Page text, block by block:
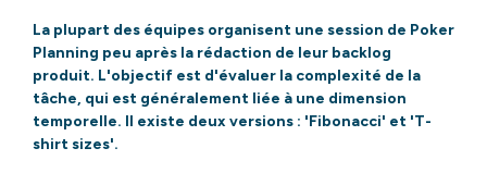
La plupart des équipes organisent une session de Poker
Planning peu après la rédaction de leur backlog
produit. L'objectif est d'évaluer la complexité de la
tâche, qui est généralement liée à une dimension
temporelle. Il existe deux versions : 'Fibonacci' et 'T-
shirt sizes'.